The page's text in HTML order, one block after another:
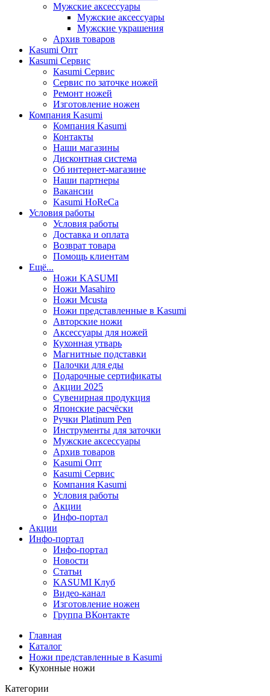
Мужские аксессуары
Мужские аксессуары
Мужские украшения
Архив товаров
Kasumi Опт
Кasumi Сервис
Кasumi Сервис
Сервис по заточке ножей
Ремонт ножей
Изготовление ножен
Компания Kasumi
Компания Kasumi
Контакты
Наши магазины
Дисконтная система
Об интернет-магазине
Наши партнеры
Вакансии
Kasumi HoReCa
Условия работы
Условия работы
Доставка и оплата
Возврат товара
Помощь клиентам
Ещё...
Ножи KASUMI
Ножи Masahiro
Ножи Mcusta
Ножи представленные в Kasumi
Авторские ножи
Аксессуары для ножей
Кухонная утварь
Магнитные подставки
Палочки для еды
Подарочные сертификаты
Акции 2025
Сувенирная продукция
Японские расчёски
Ручки Platinum Pen
Инструменты для заточки
Мужские аксессуары
Архив товаров
Kasumi Опт
Кasumi Сервис
Компания Kasumi
Условия работы
Акции
Инфо-портал
Акции
Инфо-портал
Инфо-портал
Новости
Статьи
KASUMI Клуб
Видео-канал
Изготовление ножен
Группа ВКонтакте
Главная
Каталог
Ножи представленные в Kasumi
Кухонные ножи
Категории